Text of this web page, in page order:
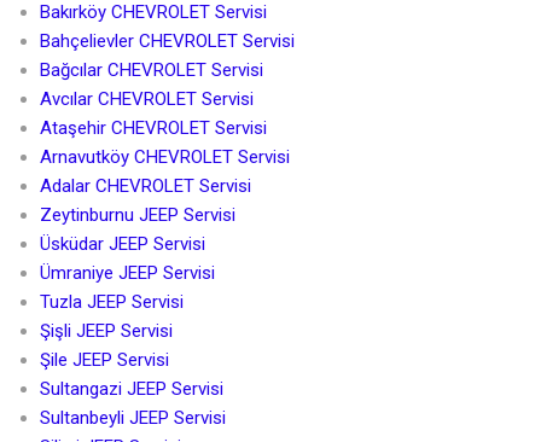
Bakırköy CHEVROLET Servisi
Bahçelievler CHEVROLET Servisi
Bağcılar CHEVROLET Servisi
Avcılar CHEVROLET Servisi
Ataşehir CHEVROLET Servisi
Arnavutköy CHEVROLET Servisi
Adalar CHEVROLET Servisi
Zeytinburnu JEEP Servisi
Üsküdar JEEP Servisi
Ümraniye JEEP Servisi
Tuzla JEEP Servisi
Şişli JEEP Servisi
Şile JEEP Servisi
Sultangazi JEEP Servisi
Sultanbeyli JEEP Servisi